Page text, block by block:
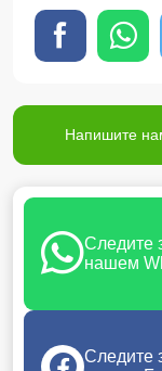
Напишите
Следите
нашем
Следите